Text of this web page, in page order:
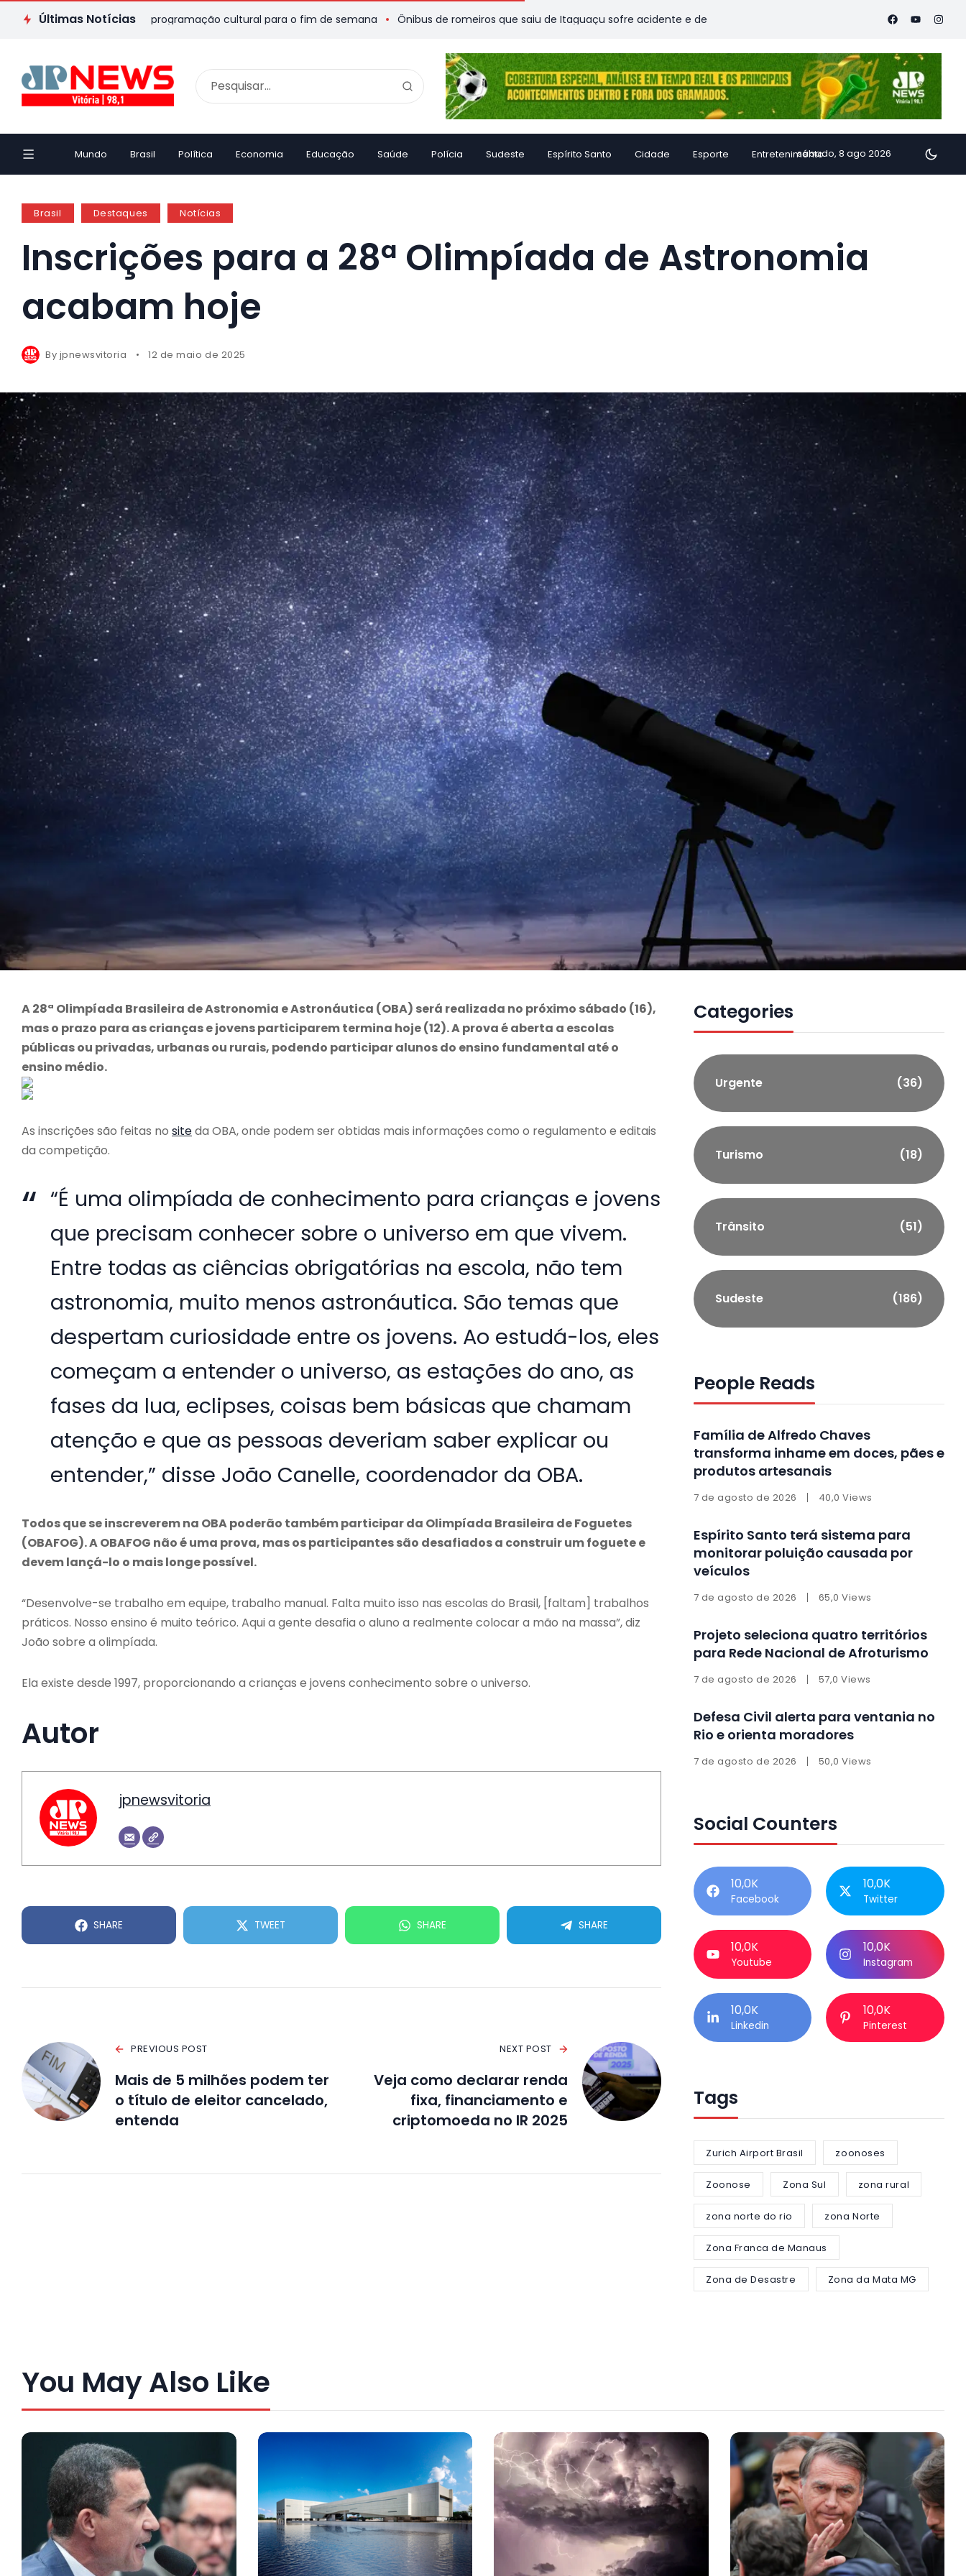
Últimas Notícias
ES: veja passeios e programação cultural para o fim de semana Ônibus de romeiros que saiu de Itaguaçu sofre acidente e deixa vítimas Família de Alfredo Chaves transforma
Mundo Brasil Política Economia Educação Saúde Polícia Sudeste Espírito Santo Cidade Esporte Entretenimentosábado, 8 ago 2026
Brasil Destaques Notícias
Inscrições para a 28ª Olimpíada de Astronomia
acabam hoje
By jpnewsvitoria 12 de maio de 2025
A 28ª Olimpíada Brasileira de Astronomia e Astronáutica (OBA) será realizada no próximo sábado (16),
mas o prazo para as crianças e jovens participarem termina hoje (12). A prova é aberta a escolas
públicas ou privadas, urbanas ou rurais, podendo participar alunos do ensino fundamental até o
ensino médio.
As inscrições são feitas no siteda OBA, onde podem ser obtidas mais informações como o regulamento e editais
da competição.
“É uma olimpíada de conhecimento para crianças e jovens
que precisam conhecer sobre o universo em que vivem.
Entre todas as ciências obrigatórias na escola, não tem
astronomia, muito menos astronáutica. São temas que
despertam curiosidade entre os jovens. Ao estudá-los, eles
começam a entender o universo, as estações do ano, as
fases da lua, eclipses, coisas bem básicas que chamam
atenção e que as pessoas deveriam saber explicar ou
entender,” disse João Canelle, coordenador da OBA.
Todos que se inscreverem na OBA poderão também participar da Olimpíada Brasileira de Foguetes
(OBAFOG). A OBAFOG não é uma prova, mas os participantes são desafiados a construir um foguete e
devem lançá-lo o mais longe possível.
“Desenvolve-se trabalho em equipe, trabalho manual. Falta muito isso nas escolas do Brasil, [faltam] trabalhos
práticos. Nosso ensino é muito teórico. Aqui a gente desafia o aluno a realmente colocar a mão na massa”, diz
João sobre a olimpíada.
Ela existe desde 1997, proporcionando a crianças e jovens conhecimento sobre o universo.
Autor
jpnewsvitoria
SHARE TWEET SHARE SHARE
PREVIOUS POST
Mais de 5 milhões podem ter
o título de eleitor cancelado,
entenda
NEXT POST
Veja como declarar renda
fixa, financiamento e
criptomoeda no IR 2025
Categories
Urgente (36)
Turismo (18)
Trânsito (51)
Sudeste (186)
People Reads
Família de Alfredo Chaves
transforma inhame em doces, pães e
produtos artesanais
7 de agosto de 2026 40,0 Views
Espírito Santo terá sistema para
monitorar poluição causada por
veículos
7 de agosto de 2026 65,0 Views
Projeto seleciona quatro territórios
para Rede Nacional de Afroturismo
7 de agosto de 2026 57,0 Views
Defesa Civil alerta para ventania no
Rio e orienta moradores
7 de agosto de 2026 50,0 Views
Social Counters
10,0K
Facebook
10,0K
Twitter
10,0K
Youtube
10,0K
Instagram
10,0K
Linkedin
10,0K
Pinterest
Tags
Zurich Airport Brasil zoonoses
Zoonose Zona Sul zona rural
zona norte do rio zona Norte
Zona Franca de Manaus
Zona de Desastre Zona da Mata MG
You May Also Like